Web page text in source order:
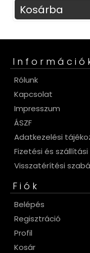
Kosárba
Rólunk
Kapcsolat
Impresszum
ÁSZF
Adatkezelési
Fizetési és
Visszatérítési
Fiók
Belépés
Regisztráció
Profil
Kosár